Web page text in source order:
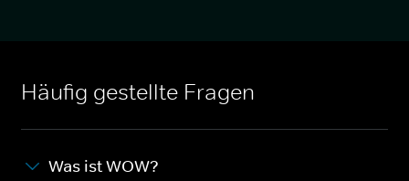
Häufig gestellte Fragen
Was ist WOW?